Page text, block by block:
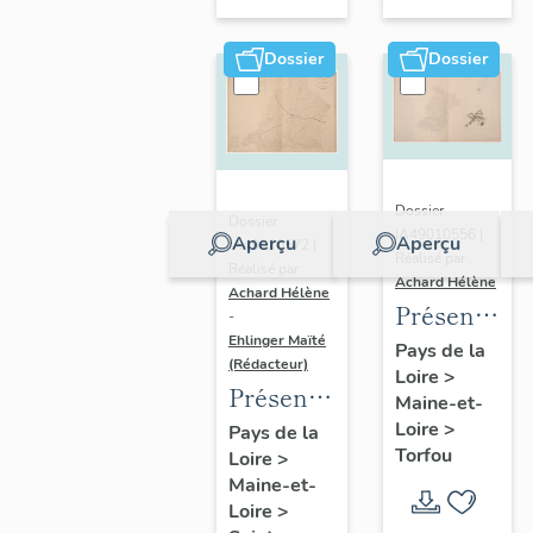
sur-
Moine
Dossier
Aperçu
IA49010572 |
Achard Hélène
-
Ehlinger Maïté
(Rédacteur)
Présentation
du
patrimoine
industriel
Pays de la
Loire >
Maine-et-
Loire >
Dossier
Aperçu
Dossier
IA49010556 |
Réalisé par
Achard Hélène
du
patrimoine
industriel
de la
commune
de
Pays de la
Loire >
Maine-et-
Loire >
Torfou